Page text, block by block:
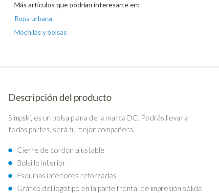
Más artículos que podrían interesarte en:
Ropa urbana
Mochilas y bolsas
Descripción del producto
Simpski, es un bolsa plana de la marca DC. Podrás llevar a
todas partes, será tu mejor compañera.
Cierre de cordón ajustable
Bolsillo interior
Esquinas inferiores reforzadas
Gráfico del logotipo en la parte frontal de impresión sólida